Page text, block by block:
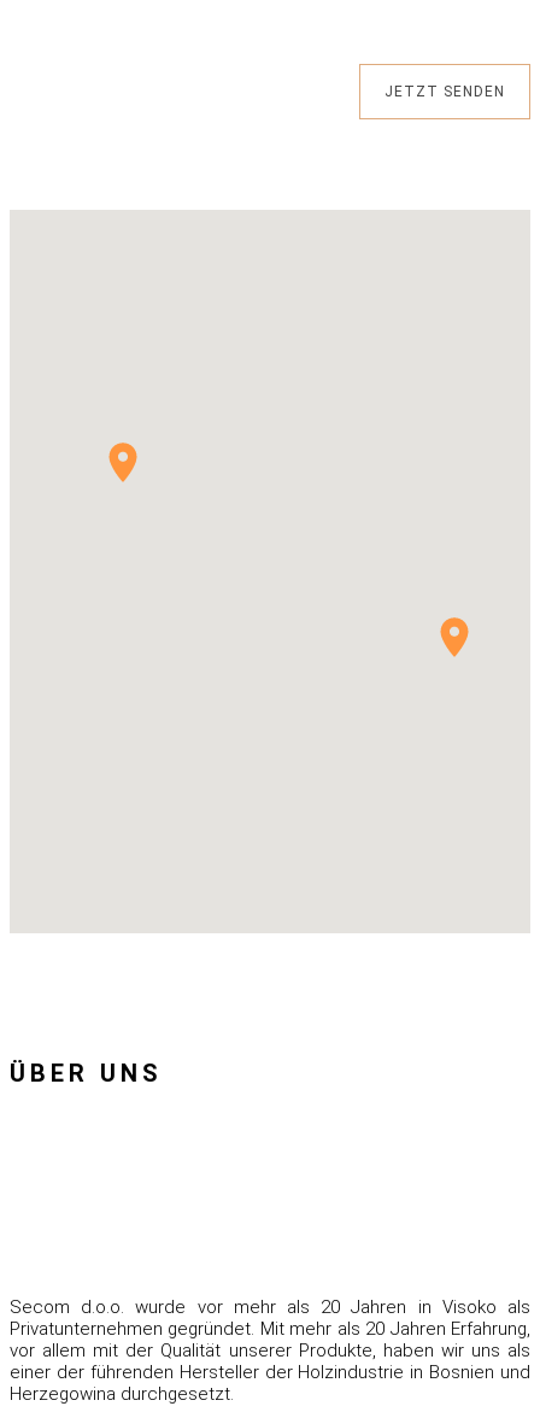
ÜBER UNS
Secom d.o.o. wurde vor mehr als 20 Jahren in Visoko als
Privatunternehmen gegründet. Mit mehr als 20 Jahren Erfahrung,
vor allem mit der Qualität unserer Produkte, haben wir uns als
einer der führenden Hersteller der Holzindustrie in Bosnien und
Herzegowina durchgesetzt.